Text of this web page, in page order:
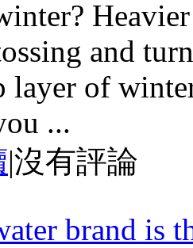
and
layer of
...
|沒有評論
brand is